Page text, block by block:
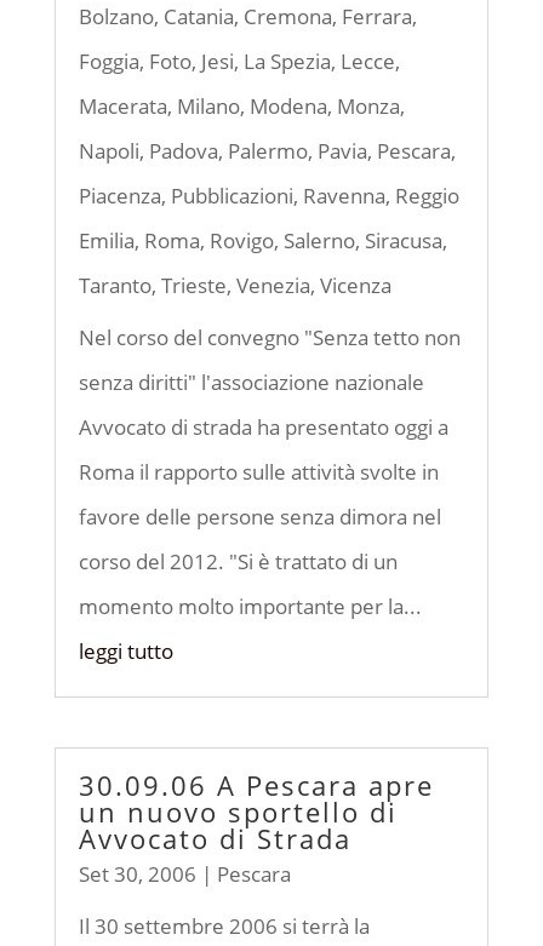
Bolzano, Catania, Cremona, Ferrara,
Foggia, Foto, Jesi, La Spezia, Lecce,
Macerata, Milano, Modena, Monza,
Napoli, Padova, Palermo, Pavia, Pescara,
Piacenza, Pubblicazioni, Ravenna, Reggio
Emilia, Roma, Rovigo, Salerno, Siracusa,
Taranto, Trieste, Venezia, Vicenza
Nel corso del convegno "Senza tetto non
senza diritti" l'associazione nazionale
Avvocato di strada ha presentato oggi a
Roma il rapporto sulle attività svolte in
favore delle persone senza dimora nel
corso del 2012. "Si è trattato di un
momento molto importante per la...
leggi tutto
30.09.06 A Pescara apre
un nuovo sportello di
Avvocato di Strada
Set 30, 2006 | Pescara
Il 30 settembre 2006 si terrà la